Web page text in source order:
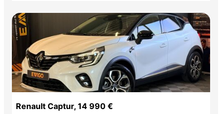
Renault Captur, 14 990 €